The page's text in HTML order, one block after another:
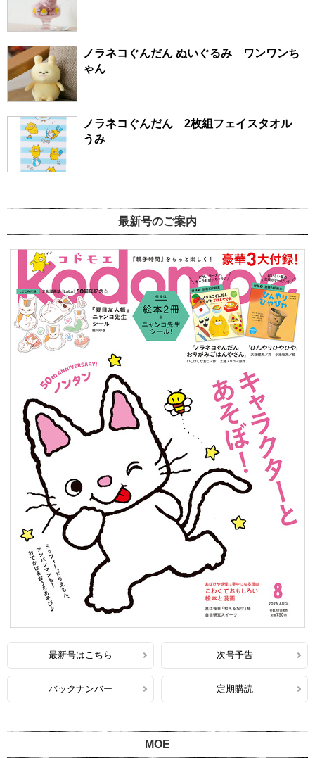
ノラネコぐんだん ぬいぐるみ ワンワンち
ゃん
ノラネコぐんだん 2枚組フェイスタオル
うみ
最新号のご案内
最新号はこちら 次号予告
バックナンバー 定期購読
MOE